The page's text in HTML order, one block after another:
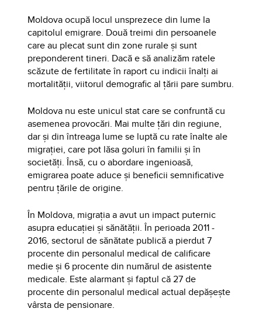
Moldova ocupă locul unsprezece din lume la
capitolul emigrare. Două treimi din persoanele
care au plecat sunt din zone rurale și sunt
preponderent tineri. Dacă e să analizăm ratele
scăzute de fertilitate în raport cu indicii înalți ai
mortalității, viitorul demografic al țării pare sumbru.
Moldova nu este unicul stat care se confruntă cu
asemenea provocări. Mai multe țări din regiune,
dar și din întreaga lume se luptă cu rate înalte ale
migrației, care pot lăsa goluri în familii și în
societăți. Însă, cu o abordare ingenioasă,
emigrarea poate aduce și beneficii semnificative
pentru țările de origine.
În Moldova, migrația a avut un impact puternic
asupra educației și sănătății. În perioada 2011 -
2016, sectorul de sănătate publică a pierdut 7
procente din personalul medical de calificare
medie și 6 procente din numărul de asistente
medicale. Este alarmant și faptul că 27 de
procente din personalul medical actual depășește
vârsta de pensionare.